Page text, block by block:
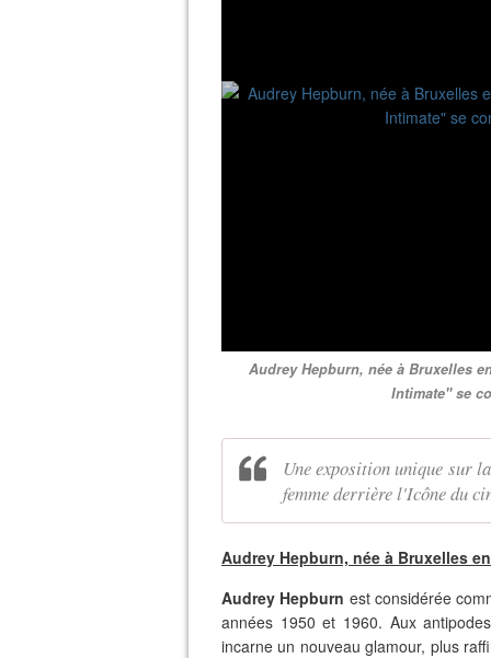
Audrey Hepburn, née à Bruxelles
Intimate" se
Une exposition unique sur
femme derrière l'Icône du
Audrey Hepburn, née à Bruxelles
Audrey Hepburn est considérée
années 1950 et 1960. Aux
incarne un nouveau glamour, plus